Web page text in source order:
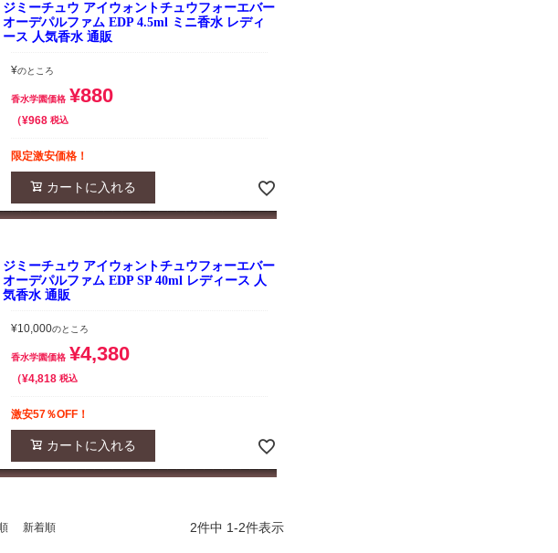
ジミーチュウ アイウォントチュウフォーエバー
オーデパルファム EDP 4.5ml ミニ香水 レディ
ース 人気香水 通販
¥のところ
香水学園価格 ¥880
¥968 税込
限定激安価格！
カートに入れる
ジミーチュウ アイウォントチュウフォーエバー
オーデパルファム EDP SP 40ml レディース 人
気香水 通販
¥10,000のところ
香水学園価格 ¥4,380
¥4,818 税込
激安57％OFF！
カートに入れる
新着順 2件中 1-2件表示